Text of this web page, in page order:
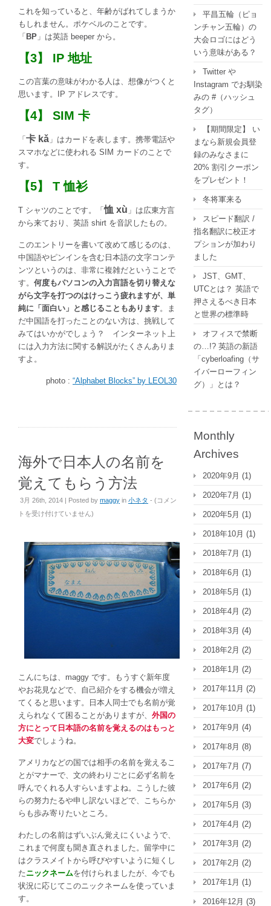
これを知っていると、年齢がばれてしまうか
もしれません。ポケベルのことです。
「 BP 」は英語 beeper から。
【3】 IP 地址
この言葉の意味がわかる人は、想像がつくと
思います。IP アドレスです。
【4】 SIM 卡
「 卡 kǎ 」はカードを表します。携帯電話や
スマホなどに使われる SIM カードのことで
す。
【5】 T 恤衫
T シャツのことです。「恤 xù 」は広東方言
から来ており、英語 shirt を音訳したもの。
このエントリーを書いて改めて感じるのは、
中国語やピンインを含む日本語の文字コンテ
ンツというのは、非常に複雑だということで
す。 何度もパソコンの入力言語を切り替えな
がら文字を打つのはけっこう疲れますが、単
純に「面白い」と感じることもあります。ま
だ中国語を打ったことのない方は、挑戦して
みてはいかがでしょう？ インターネット上
には入力方法に関する解説がたくさんありま
すよ。
photo : “Alphabet Blocks” by LEOL30
海外で日本人の名前を
覚えてもらう方法
3月 26th, 2014 | Posted by maggy in 小ネタ - (海
本
人
前
ら
う
方
法
は
コメン
トを受け付けていません)
こんにちは、maggy です。もうすぐ新年度
やお花見などで、自己紹介をする機会が増え
てくると思います。日本人同士でも名前が覚
えられなくて困ることがありますが、 外国の
方にとって日本語の名前を覚えるのはもっと
大変でしょうね。
アメリカなどの国では相手の名前を覚えるこ
とがマナーで、文の終わりごとに必ず名前を
呼んでくれる人すらいますよね。こうした彼
らの努力たるや申し訳ないほどで、こちらか
らも歩み寄りたいところ。
わたしの名前はずいぶん覚えにくいようで、
これまで何度も聞き直されました。留学中に
はクラスメイトから呼びやすいように短くし
たニックネームを付けられましたが、今でも
状況に応じてこのニックネームを使っていま
す。
平昌五輪（ピョ
ンチャン五輪）の
大会ロゴにはどう
いう意味がある？
Twitter や
Instagram でお馴染
みの #（ハッシュ
タグ）
【期間限定】 い
まなら新規会員登
録のみなさまに
20% 割引クーポン
をプレゼント！
冬将軍来る
スピード翻訳 /
指名翻訳に校正オ
プションが加わり
ました
JST、GMT、
UTCとは？ 英語で
押さえるべき日本
と世界の標準時
オフィスで禁断
の…!? 英語の新語
「cyberloafing（サ
イバーローフィン
グ）」とは？
Monthly
Archives
2020年9月 (1)
2020年7月 (1)
2020年5月 (1)
2018年10月 (1)
2018年7月 (1)
2018年6月 (1)
2018年5月 (1)
2018年4月 (2)
2018年3月 (4)
2018年2月 (2)
2018年1月 (2)
2017年11月 (2)
2017年10月 (1)
2017年9月 (4)
2017年8月 (8)
2017年7月 (7)
2017年6月 (2)
2017年5月 (3)
2017年4月 (2)
2017年3月 (2)
2017年2月 (2)
2017年1月 (1)
2016年12月 (3)